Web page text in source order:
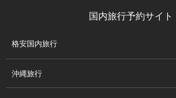
国内旅行予約サイト
格安国内旅行
沖縄旅行